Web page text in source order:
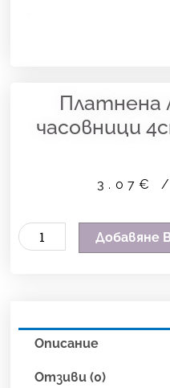
Платнена
часовници
3.07€
количество
натур
часовници
4см
Добавяне
Описание
Отзиви (0)